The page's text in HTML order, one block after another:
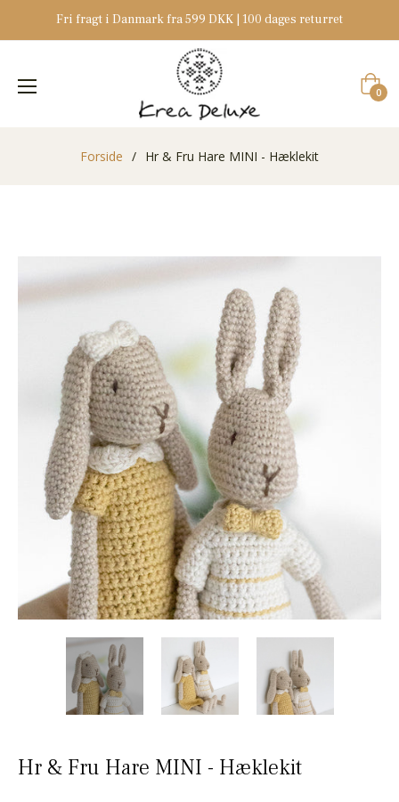
Fri fragt i Danmark fra 599 DKK | 100 dages returret
0
Forside / Hr & Fru Hare MINI - Hæklekit
Hr & Fru Hare MINI - Hæklekit